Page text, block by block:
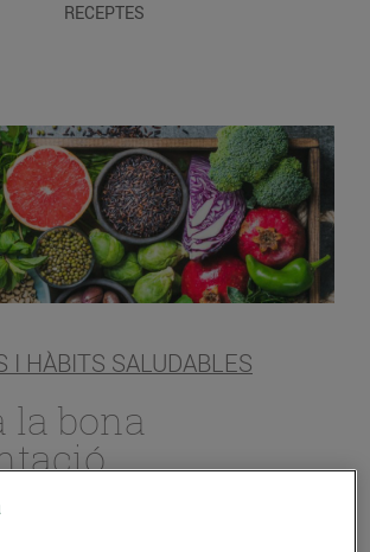
RECEPTES
I HÀBITS SALUDABLES
la bona